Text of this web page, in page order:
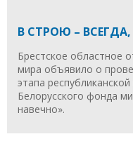
В СТРОЮ –
Брестское областное
мира объявило о
этапа
Белорусского фонда
навечно».